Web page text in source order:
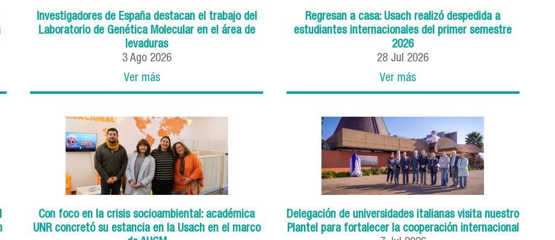
Investigadores de España destacan el trabajo del
Laboratorio de Genética Molecular en el área de
levaduras
3 Ago 2026
Ver más
Regresan a casa: Usach realizó despedida a
estudiantes internacionales del primer semestre
2026
28 Jul 2026
Ver más
Con foco en la crisis socioambiental: académica
UNR concretó su estancia en la Usach en el marco
Delegación de universidades italianas visita nuestro
Plantel para fortalecer la cooperación internacional